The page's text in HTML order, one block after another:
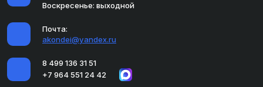
Воскресенье: выходной
Почта:
akondei@yandex.ru
8 499 136 31 51
+7 964 551 24 42